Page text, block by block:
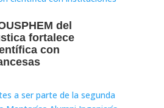
del
fortalece
con